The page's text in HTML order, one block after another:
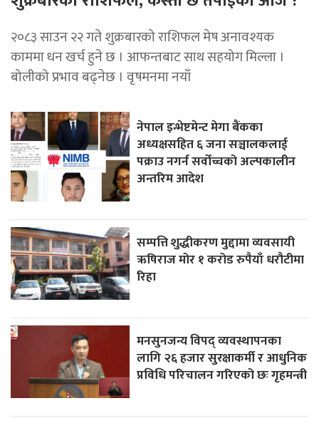
२०८३ साउन २२ गते शुक्रबारको राशिफल मेष अनावश्यक
काममा धन खर्च हुने छ । आफन्तबाट साथ सहयोग मिल्ला ।
बोलीको प्रभाव बढ्नेछ । वृषमनमा नयाँ
नेपाल इन्भेष्टमेन्ट मेगा बैंकका
अध्यक्षसहित ६ जना सञ्चालकलाई
पक्राउ नगर्न सर्वोच्चको अल्पकालीन
अन्तरिम आदेश
सम्पत्ति शुद्धीकरण मुद्दामा व्यवसायी
ऋषिराज मोर १ करोड रुपैयाँ धरौटीमा
रिहा
मनसुनजन्य विपद् व्यवस्थापनका
लागि २६ हजार सुरक्षाकर्मी र आधुनिक
प्रविधि परिचालन गरिएको छः गृहमन्त्री